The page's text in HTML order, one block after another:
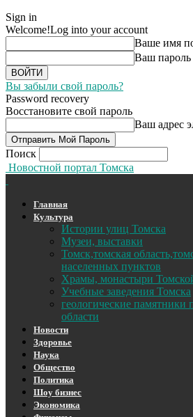
Sign in
Welcome!Log into your account
Ваше имя
Ваш пароль
Вы забыли свой пароль?
Password recovery
Восстановите свой пароль
Ваш адрес
Поиск
Новостной портал Томска
Главная
Культура
Истории улиц Томска
Музеи, выставки
Томск,томская
населенных пунктов
Храмы, монастыри
Учебные заведения Томска
геологические памятники
области
Новости
Здоровье
Наука
Общество
Политика
Шоу бизнес
Экономика